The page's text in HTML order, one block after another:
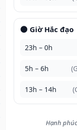
🌑 Giờ Hắc đạo
23h – 0h
5h – 6h
13h – 14h
Hạnh